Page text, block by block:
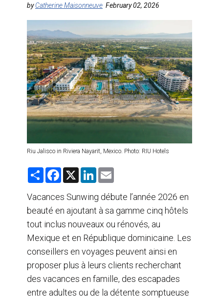
FORMATION & RESSOURCES
byCatherine Maisonneuve February 02, 2026
Riu Jalisco in Riviera Nayarit, Mexico. Photo: RIU Hotels
S
r
e
F
e
b
o
k
X
L
k
e
d
n
i
l
Vacances Sunwing débute l’année 2026 en
beauté en ajoutant à sa gamme cinq hôtels
tout inclus nouveaux ou rénovés, au
Mexique et en République dominicaine. Les
conseillers en voyages peuvent ainsi en
proposer plus à leurs clients recherchant
des vacances en famille, des escapades
entre adultes ou de la détente somptueuse